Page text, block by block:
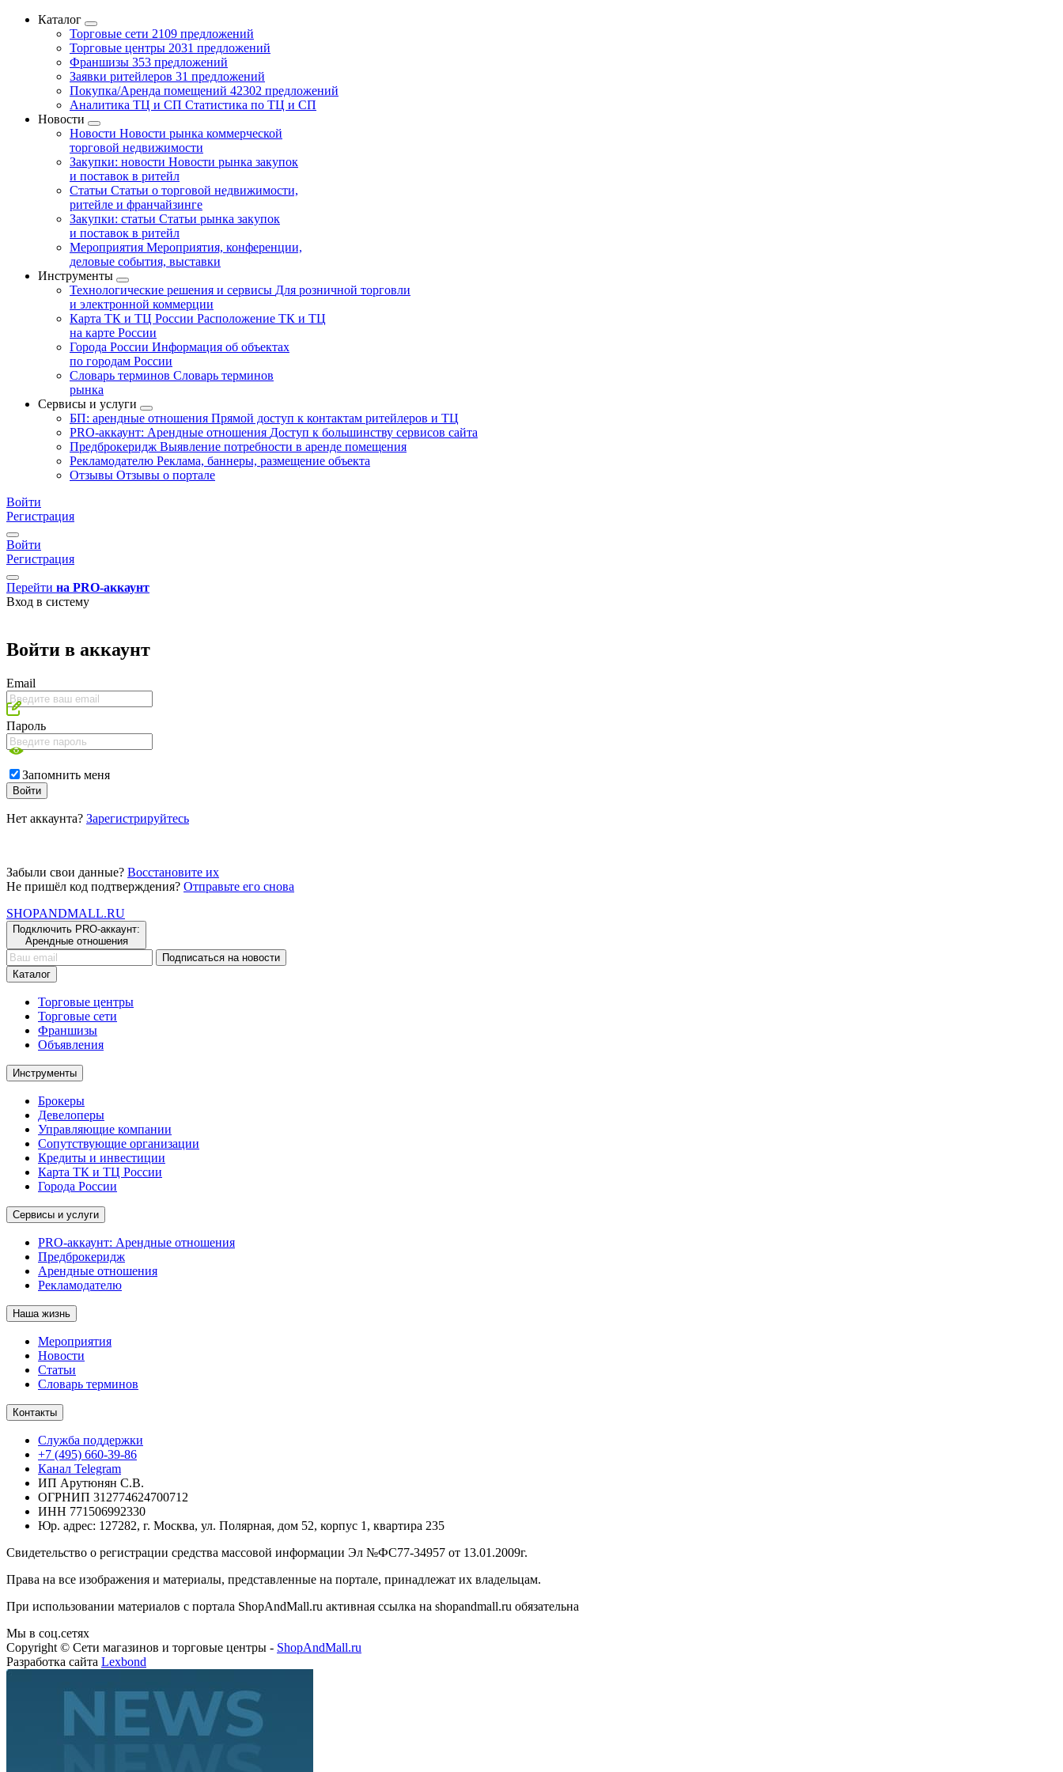
Каталог
Торговые сети 2109 предложений
Торговые центры 2031 предложений
Франшизы 353 предложений
Заявки ритейлеров 31 предложений
Покупка/Аренда помещений 42302 предложений
Аналитика ТЦ и СП Статистика по ТЦ и СП
Новости
Новости Новости рынка коммерческой
торговой недвижимости
Закупки: новости Новости рынка закупок
и поставок в ритейл
Статьи Статьи о торговой недвижимости,
ритейле и франчайзинге
Закупки: статьи Статьи рынка закупок
и поставок в ритейл
Мероприятия Мероприятия, конференции,
деловые события, выставки
Инструменты
Технологические решения и сервисы Для розничной торговли
и электронной коммерции
Карта ТК и ТЦ России Расположение ТК и ТЦ
на карте России
Города России Информация об объектах
по городам России
Словарь терминов Словарь терминов
рынка
Сервисы и услуги
БП: арендные отношения Прямой доступ к контактам ритейлеров и ТЦ
PRO-аккаунт: Арендные отношения Доступ к большинству сервисов сайта
Предброкеридж Выявление потребности в аренде помещения
Рекламодателю Реклама, баннеры, размещение объекта
Отзывы Отзывы о портале
Войти
Регистрация
Войти
Регистрация
Перейти на PRO-аккаунт
Вход в систему
Войти в аккаунт
Email
Пароль
Запомнить меня
Войти
Нет аккаунта? Зарегистрируйтесь
Забыли свои данные? Восстановите их
Не пришёл код подтверждения? Отправьте его снова
SHOPANDMALL.RU
Подключить PRO-аккаунт:
Арендные отношения
Подписаться на новости
Каталог
Торговые центры
Торговые сети
Франшизы
Объявления
Инструменты
Брокеры
Девелоперы
Управляющие компании
Сопутствующие организации
Кредиты и инвестиции
Карта ТК и ТЦ России
Города России
Сервисы и услуги
PRO-аккаунт: Арендные отношения
Предброкеридж
Арендные отношения
Рекламодателю
Наша жизнь
Мероприятия
Новости
Статьи
Словарь терминов
Контакты
Служба поддержки
+7 (495) 660-39-86
Канал Telegram
ИП Арутюнян С.В.
ОГРНИП 312774624700712
ИНН 771506992330
Юр. адрес: 127282, г. Москва, ул. Полярная, дом 52, корпус 1, квартира 235
Свидетельство о регистрации средства массовой информации Эл №ФС77-34957 от 13.01.2009г.
Права на все изображения и материалы, представленные на портале, принадлежат их владельцам.
При использовании материалов с портала ShopAndMall.ru активная ссылка на shopandmall.ru обязательна
Мы в соц.сетях
Copyright © Сети магазинов и торговые центры - ShopAndMall.ru
Разработка сайта Lexbond